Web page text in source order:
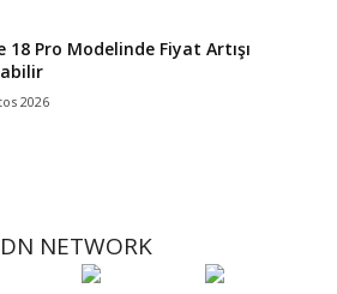
18 Pro Modelinde Fiyat Artışı
2026
NETWORK